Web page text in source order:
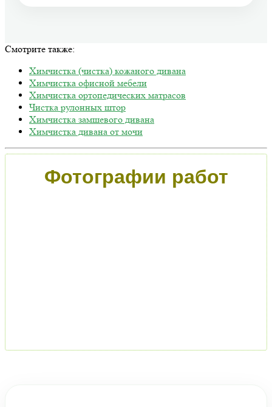
Смотрите также:
Химчистка (чистка) кожаного дивана
Химчистка офисной мебели
Химчистка ортопедических матрасов
Чистка рулонных штор
Химчистка замшевого дивана
Химчистка дивана от мочи
Фотографии работ